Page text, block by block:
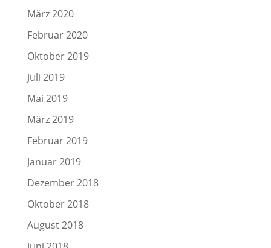
März 2020
Februar 2020
Oktober 2019
Juli 2019
Mai 2019
März 2019
Februar 2019
Januar 2019
Dezember 2018
Oktober 2018
August 2018